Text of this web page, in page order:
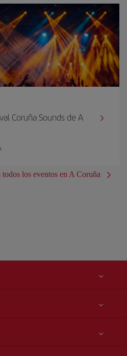
Coruña Sounds de A
todos los eventos en A Coruña